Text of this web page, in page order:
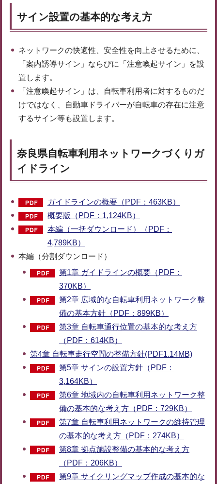
サイン設置の基本的な考え方
ネットワークの快適性、安全性を向上させるために、
「案内誘導サイン」ならびに「注意喚起サイン」を設
置します。
「注意喚起サイン」は、自転車利用者に対するものだ
けではなく、自動車ドライバーが自転車の存在に注意
するサイン等も設置します。
奈良県自転車利用ネットワークづくりガ
イドライン
ガイドラインの概要（PDF：463KB）
概要版（PDF：1,124KB）
本編（一括ダウンロード）（PDF：
4,789KB）
本編（分割ダウンロード）
第1章 ガイドラインの概要（PDF：
370KB）
第2章 広域的な自転車利用ネットワーク整
備の基本方針（PDF：899KB）
第3章 自転車通行位置の基本的な考え方
（PDF：614KB）
第4章 自転車走行空間の整備方針(PDF1.14MB)
第5章 サインの設置方針（PDF：
3,164KB）
第6章 地域内の自転車利用ネットワーク整
備の基本的な考え方（PDF：729KB）
第7章 自転車利用ネットワークの維持管理
の基本的な考え方（PDF：274KB）
第8章 拠点施設整備の基本的な考え方
（PDF：206KB）
第9章 サイクリングマップ作成の基本的な